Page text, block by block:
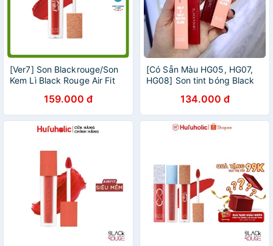
[Ver7] Son Blackrouge/Son
Kem Lì Black Rouge Air Fit
Crown (A33 - A37)
159.000 đ
[Có Sẵn Màu HG05, HG07,
HG08] Son tint bóng Black
Half Water Glow
134.000 đ